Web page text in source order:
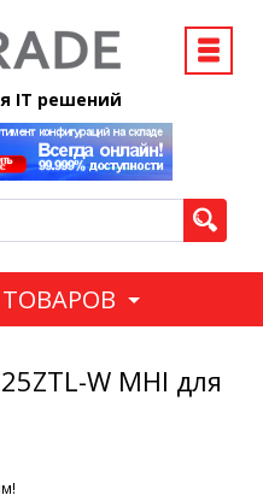
IT решений
W MHI для